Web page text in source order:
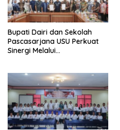
Bupati Dairi dan Sekolah
Pascasarjana USU Perkuat
Sinergi Melalui